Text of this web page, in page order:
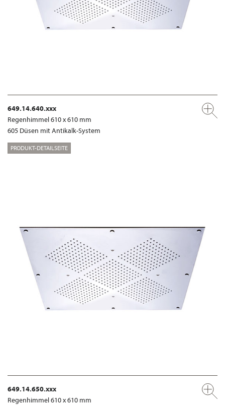
649.14.640.xxx
Regenhimmel 610 x 610 mm
605 Düsen mit Antikalk-System
PRODUKT-DETAILSEITE
649.14.650.xxx
Regenhimmel 610 x 610 mm